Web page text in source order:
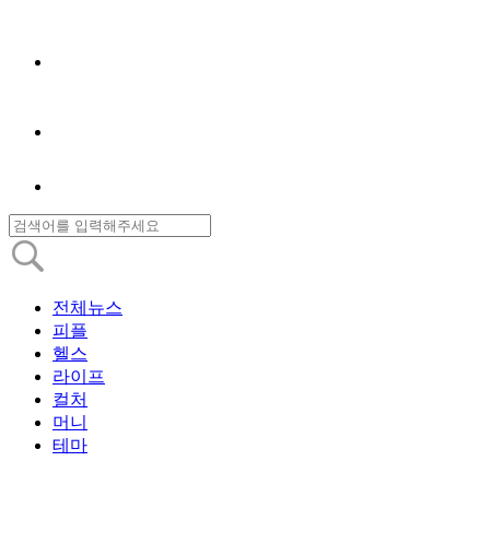
전체뉴스
피플
헬스
라이프
컬처
머니
테마